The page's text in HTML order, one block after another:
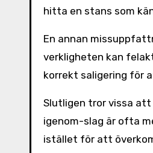
hitta en stans som
En annan
verkligheten kan
korrekt saligering för
Slutligen tror vissa att
igenom-slag är ofta
istället för att